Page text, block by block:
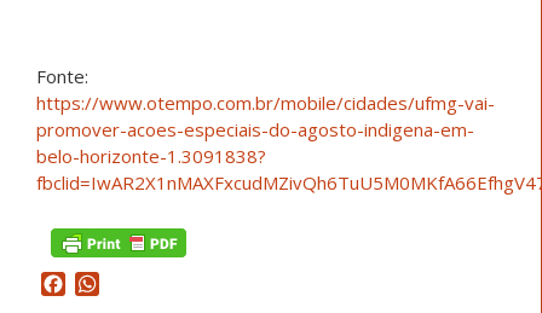
Fonte:
https://www.otempo.com.br/mobile/cidades/ufmg-vai-
promover-acoes-especiais-do-agosto-indigena-em-
belo-horizonte-1.3091838?
Facebook